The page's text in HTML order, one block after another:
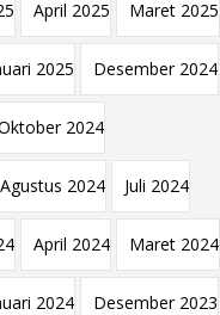
April 2025 Maret 2025
2025 Desember 2024
2024
Agustus 2024 Juli 2024
April 2024 Maret 2024
2024 Desember 2023